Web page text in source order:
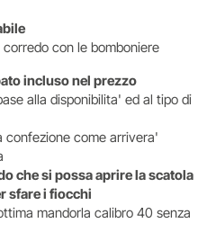
con le bomboniere
incluso nel prezzo
alla disponibilita' ed al tipo di
confezione come arrivera'
che si possa aprire la scatola
sfare i fiocchi
mandorla calibro 40 senza